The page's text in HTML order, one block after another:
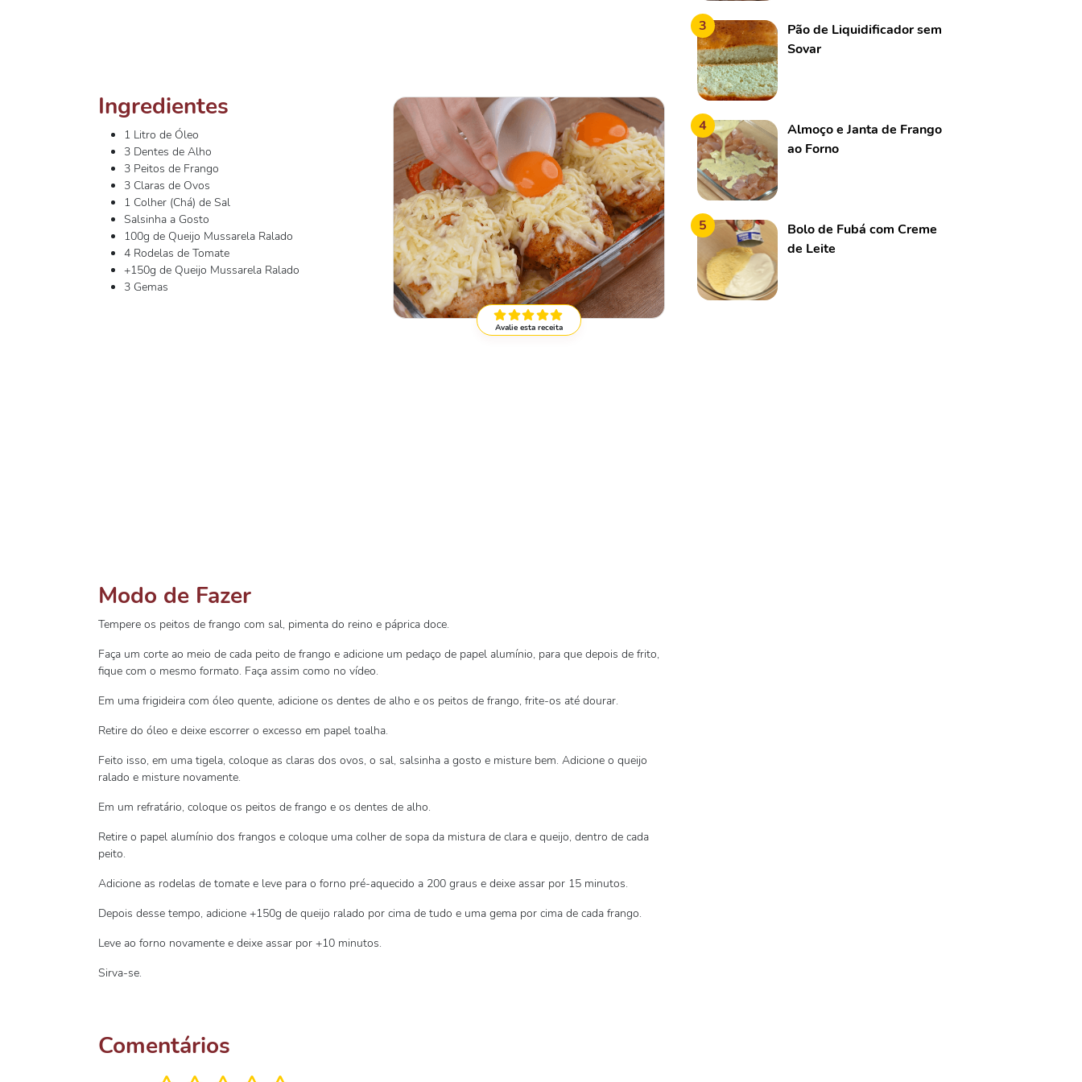
Avalie esta receita
Ingredientes
1 Litro de Óleo
3 Dentes de Alho
3 Peitos de Frango
3 Claras de Ovos
1 Colher (Chá) de Sal
Salsinha a Gosto
100g de Queijo Mussarela Ralado
4 Rodelas de Tomate
+150g de Queijo Mussarela Ralado
3 Gemas
Modo de Fazer
Tempere os peitos de frango com sal, pimenta do reino e páprica doce.
Faça um corte ao meio de cada peito de frango e adicione um pedaço de papel alumínio, para que depois de frito,
fique com o mesmo formato. Faça assim como no vídeo.
Em uma frigideira com óleo quente, adicione os dentes de alho e os peitos de frango, frite-os até dourar.
Retire do óleo e deixe escorrer o excesso em papel toalha.
Feito isso, em uma tigela, coloque as claras dos ovos, o sal, salsinha a gosto e misture bem. Adicione o queijo
ralado e misture novamente.
Em um refratário, coloque os peitos de frango e os dentes de alho.
Retire o papel alumínio dos frangos e coloque uma colher de sopa da mistura de clara e queijo, dentro de cada
peito.
Adicione as rodelas de tomate e leve para o forno pré-aquecido a 200 graus e deixe assar por 15 minutos.
Depois desse tempo, adicione +150g de queijo ralado por cima de tudo e uma gema por cima de cada frango.
Leve ao forno novamente e deixe assar por +10 minutos.
Sirva-se.
Comentários
3
Pão de Liquidificador sem
Sovar
4
Almoço e Janta de Frango
ao Forno
5
Bolo de Fubá com Creme
de Leite